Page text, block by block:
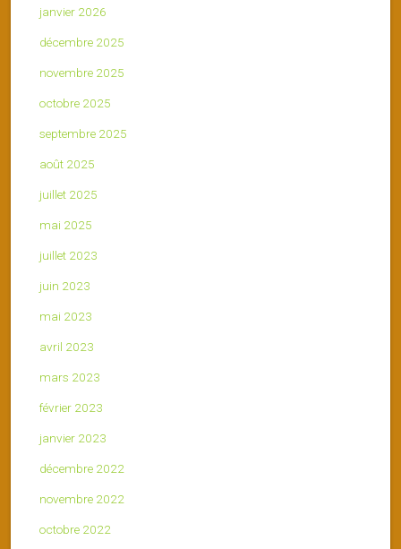
janvier 2026
décembre 2025
novembre 2025
octobre 2025
septembre 2025
août 2025
juillet 2025
mai 2025
juillet 2023
juin 2023
mai 2023
avril 2023
mars 2023
février 2023
janvier 2023
décembre 2022
novembre 2022
octobre 2022